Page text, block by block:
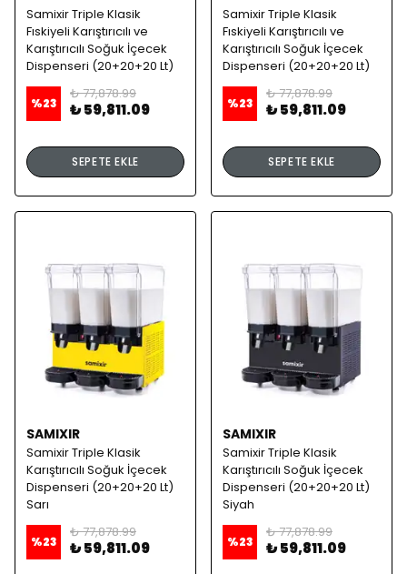
Samixir Triple Klasik
Fıskiyeli Karıştırıcılı ve
Karıştırıcılı Soğuk İçecek
Dispenseri (20+20+20 Lt)
Sarı
%23
₺ 77,878.99
₺ 59,811.09
SEPETE EKLE
Samixir Triple Klasik
Fıskiyeli Karıştırıcılı ve
Karıştırıcılı Soğuk İçecek
Dispenseri (20+20+20 Lt)
Siyah
%23
₺ 77,878.99
₺ 59,811.09
SEPETE EKLE
SAMIXIR
Samixir Triple Klasik
Karıştırıcılı Soğuk İçecek
Dispenseri (20+20+20 Lt)
Sarı
%23
₺ 77,878.99
₺ 59,811.09
SAMIXIR
Samixir Triple Klasik
Karıştırıcılı Soğuk İçecek
Dispenseri (20+20+20 Lt)
Siyah
%23
₺ 77,878.99
₺ 59,811.09